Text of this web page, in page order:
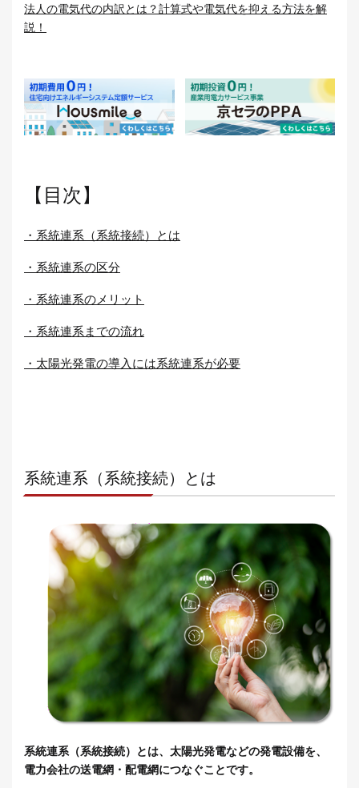
法人の電気代の内訳とは？計算式や電気代を抑える方法を解
説！
【目次】
・系統連系（系統接続）とは
・系統連系の区分
・系統連系のメリット
・系統連系までの流れ
・太陽光発電の導入には系統連系が必要
系統連系（系統接続）とは
系統連系（系統接続）とは、太陽光発電などの発電設備を、
電力会社の送電網・配電網につなぐことです。